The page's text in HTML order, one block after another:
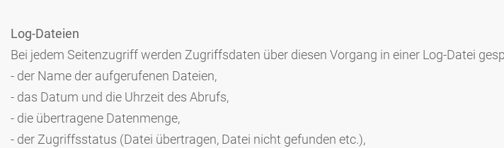
Log-Dateien
Bei jedem Seitenzugriff werden Zugriffsdaten über diesen Vorgang in einer Log-Datei
- der Name der aufgerufenen Dateien,
- das Datum und die Uhrzeit des Abrufs,
- die übertragene Datenmenge,
- der Zugriffsstatus (Datei übertragen, Datei nicht gefunden etc.),